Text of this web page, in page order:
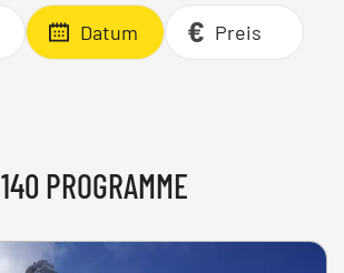
Datum Preis
140 PROGRAMME